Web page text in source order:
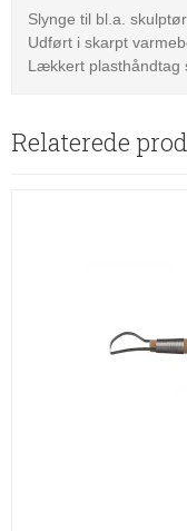
Slynge til bl.a.
Udført i skarpt
Lækkert plasthåndtag
Relaterede